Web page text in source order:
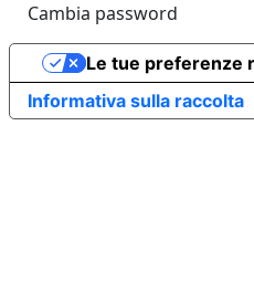
Cambia password
Informativa sulla raccolta
Le tue preferenze